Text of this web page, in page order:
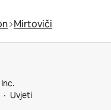
Mirtoviči
Uvjeti